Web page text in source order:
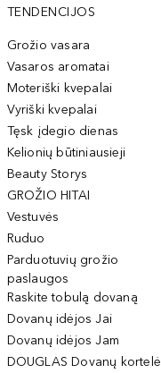
TENDENCIJOS
Grožio vasara
Vasaros aromatai
Moteriški kvepalai
Vyriški kvepalai
Tęsk įdegio dienas
Kelionių būtiniausieji
Beauty Storys
GROŽIO HITAI
Vestuvės
Ruduo
Parduotuvių grožio
paslaugos
Raskite tobulą dovaną
Dovanų idėjos Jai
Dovanų idėjos Jam
DOUGLAS Dovanų kortelė